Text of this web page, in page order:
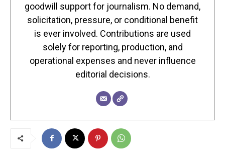
goodwill support for journalism. No demand,
solicitation, pressure, or conditional benefit
is ever involved. Contributions are used
solely for reporting, production, and
operational expenses and never influence
editorial decisions.